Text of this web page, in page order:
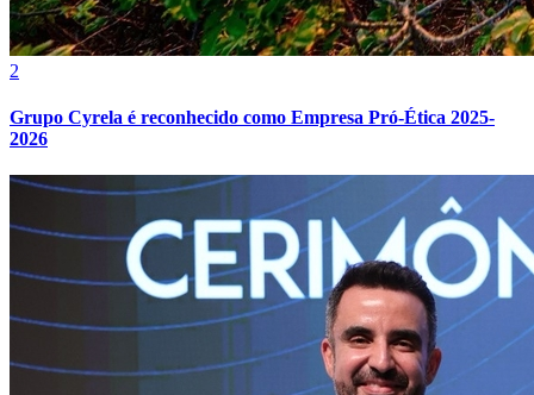
Grêmio
2
Grupo Cyrela é reconhecido como Empresa Pró-Ética 2025-
2026